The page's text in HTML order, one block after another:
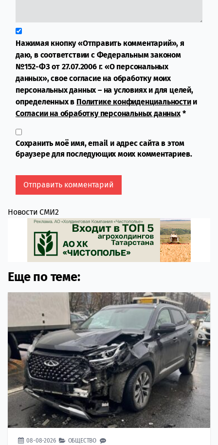
Нажимая кнопку «Отправить комментарий», я
даю, в соответствии с Федеральным законом
№152-ФЗ от 27.07.2006 г. «О персональных
данных», свое согласие на обработку моих
персональных данных – на условиях и для целей,
определенных в Политике конфиденциальностии
Согласии на обработку персональных данных*
Сохранить моё имя, email и адрес сайта в этом
браузере для последующих моих комментариев.
Новости СМИ2
Еще по теме:
08-08-2026 ОБЩЕСТВО